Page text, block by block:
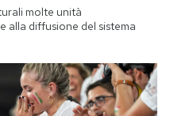
molte unità
alla diffusione del sistema